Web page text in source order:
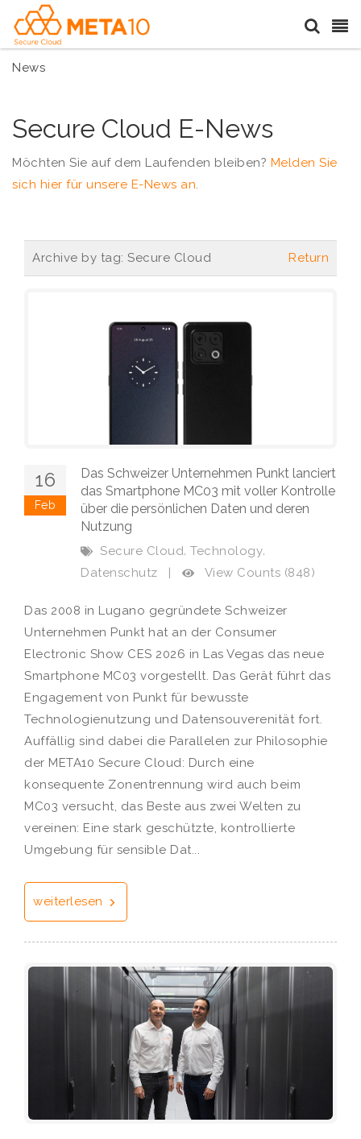
News
Secure Cloud E-News
Möchten Sie auf dem Laufenden bleiben? Melden Sie
sich hier für unsere E-News an.
Archive by tag: Secure Cloud Return
16
Feb
Das Schweizer Unternehmen Punkt lanciert
das Smartphone MC03 mit voller Kontrolle
über die persönlichen Daten und deren
Nutzung
Secure Cloud, Technology,
Datenschutz
View Counts (848)
Das 2008 in Lugano gegründete Schweizer
Unternehmen Punkt hat an der Consumer
Electronic Show CES 2026 in Las Vegas das neue
Smartphone MC03 vorgestellt. Das Gerät führt das
Engagement von Punkt für bewusste
Technologienutzung und Datensouverenität fort.
Auffällig sind dabei die Parallelen zur Philosophie
der META10 Secure Cloud: Durch eine
konsequente Zonentrennung wird auch beim
MC03 versucht, das Beste aus zwei Welten zu
vereinen: Eine stark geschützte, kontrollierte
Umgebung für sensible Dat...
weiterlesen